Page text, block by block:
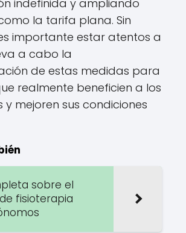
indefinida y ampliando
la tarifa plana. Sin
importante estar atentos a
a cabo la
de estas medidas para
realmente beneficien a los
mejoren sus condiciones
sobre el
fisioterapia